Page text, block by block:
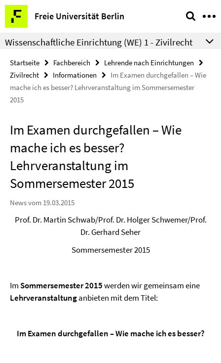
Springe
direkt
zu
Inhalt
Freie Universität Berlin
Service-
Navigation
Wissenschaftliche Einrichtung (WE) 1 - Zivilrecht
Startseite Fachbereich
Lehrende nach Einrichtungen
Zivilrecht
Informationen
Im Examen durchgefallen – Wie
mache ich es besser? Lehrveranstaltung im Sommersemester
2015
Im Examen durchgefallen – Wie
mache ich es besser?
Lehrveranstaltung im
Sommersemester 2015
News vom 19.03.2015
Prof. Dr. Martin Schwab/Prof. Dr. Holger Schwemer/Prof.
Dr. Gerhard Seher
Sommersemester 2015
Im Sommersemester 2015werden wir gemeinsam eine
Lehrveranstaltunganbieten mit dem Titel:
Im Examen durchgefallen – Wie mache ich es besser?